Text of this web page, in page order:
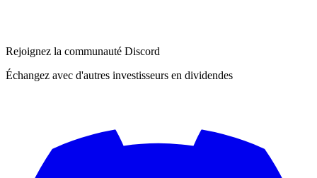
Rejoignez la communauté Discord
Échangez avec d'autres investisseurs en dividendes